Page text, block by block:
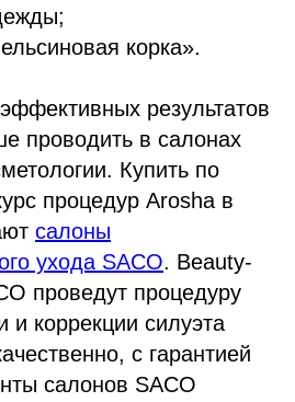
корка».
результатов
проводить в салонах
Купить по
процедур Arosha в
салоны
ухода SACO. Beauty-
проведут процедуру
и коррекции силуэта
с гарантией
салонов SACO